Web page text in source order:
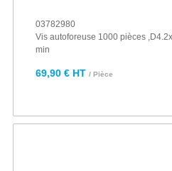
03782980
Vis autoforeuse 1000 pièces
min
69,90 € HT / Pièce